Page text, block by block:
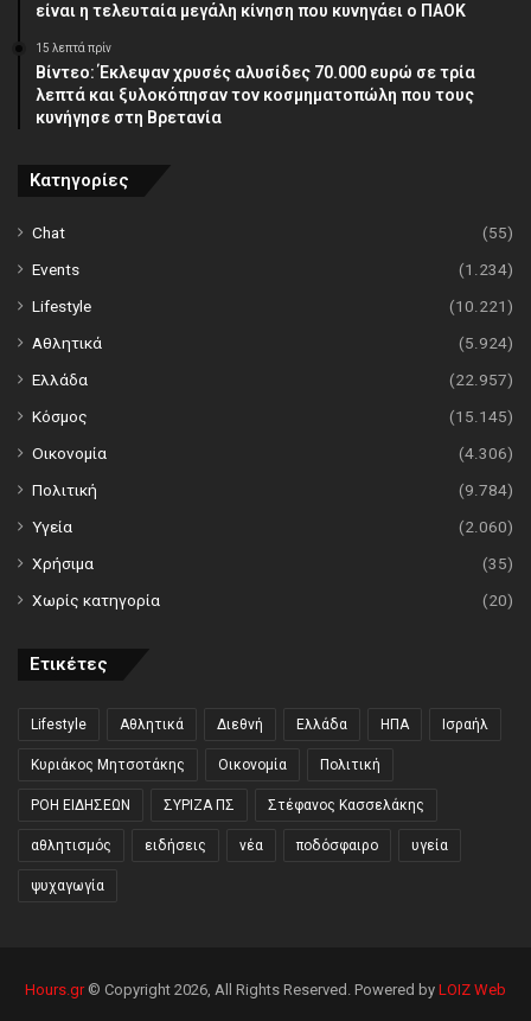
είναι η τελευταία μεγάλη κίνηση που κυνηγάει ο ΠΑΟΚ
15 λεπτά πρίν
Βίντεο: Έκλεψαν χρυσές αλυσίδες 70.000 ευρώ σε τρία
λεπτά και ξυλοκόπησαν τον κοσμηματοπώλη που τους
κυνήγησε στη Βρετανία
Κατηγορίες
Chat
(55)
Events
(1.234)
Lifestyle
(10.221)
Αθλητικά
(5.924)
Ελλάδα
(22.957)
Κόσμος
(15.145)
Οικονομία
(4.306)
Πολιτική
(9.784)
Υγεία
(2.060)
Χρήσιμα
(35)
Χωρίς κατηγορία
(20)
Ετικέτες
Lifestyle Αθλητικά Διεθνή Ελλάδα ΗΠΑ Ισραήλ
Κυριάκος Μητσοτάκης Οικονομία Πολιτική
ΡΟΗ ΕΙΔΗΣΕΩΝ ΣΥΡΙΖΑ ΠΣ Στέφανος Κασσελάκης
αθλητισμός ειδήσεις νέα ποδόσφαιρο υγεία
ψυχαγωγία
Hours.gr© Copyright 2026, All Rights Reserved. Powered by LOIZ Web